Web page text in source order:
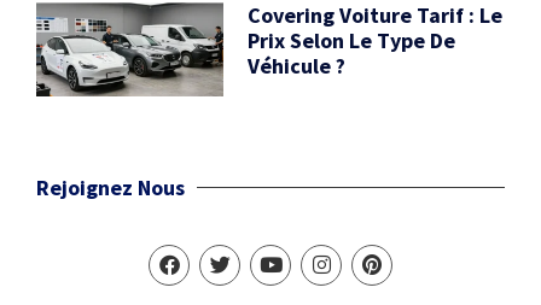
Covering Voiture Tarif : Le
Prix Selon Le Type De
Véhicule ?
Rejoignez Nous